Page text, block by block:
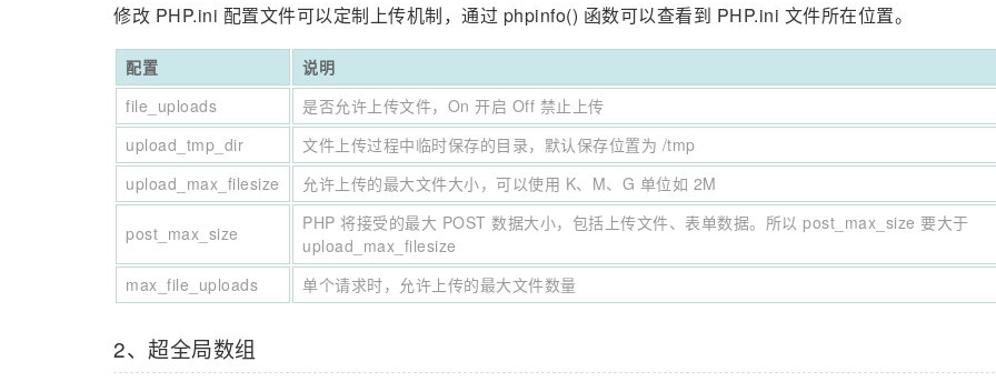
修改 PHP.ini 配置文件可以定制上传机制，通过 phpinfo() 函数可以查看到 PHP.ini 文件所在位置。
配置
说明
file_uploads
是否允许上传文件，On 开启 Off 禁止上传
upload_tmp_dir
文件上传过程中临时保存的目录，默认保存位置为 /tmp
upload_max_filesize
允许上传的最大文件大小，可以使用 K、M、G 单位如 2M
post_max_size
PHP 将接受的最大 POST 数据大小，包括上传文件、表单数据。所以 post_max_size 要大于
upload_max_filesize
max_file_uploads
单个请求时，允许上传的最大文件数量
2、超全局数组